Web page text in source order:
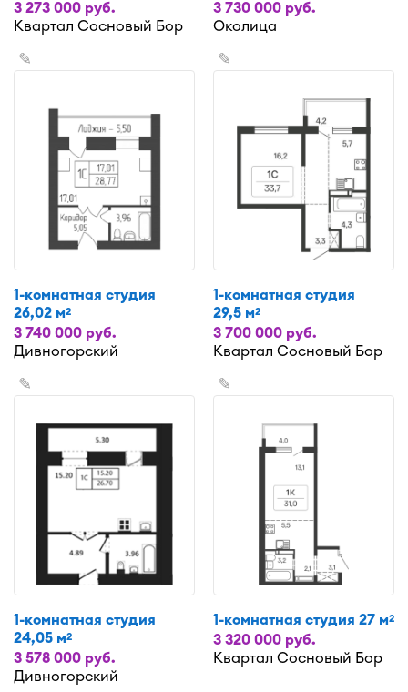
3 273 000 руб.
Квартал Сосновый Бор
3 730 000 руб.
Околица
✎
1-комнатная студия
26,02 м2
3 740 000 руб.
Дивногорский
✎
1-комнатная студия
29,5 м2
3 700 000 руб.
Квартал Сосновый Бор
✎
1-комнатная студия
24,05 м2
3 578 000 руб.
Дивногорский
✎
1-комнатная студия 27 м2
3 320 000 руб.
Квартал Сосновый Бор